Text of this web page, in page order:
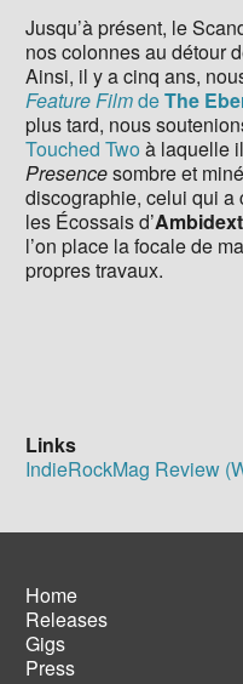
Jusqu’à présent, le
nos colonnes au détour
Ainsi, il y a cinq ans,
Feature FilmdeThe
plus tard, nous
Touched Two à laquelle
Presencesombre et
discographie, celui qui a
les Écossais d’
l’on place la focale de
propres travaux.
Links
IndieRockMag Review
Main
navigation
Home
Releases
Gigs
Press